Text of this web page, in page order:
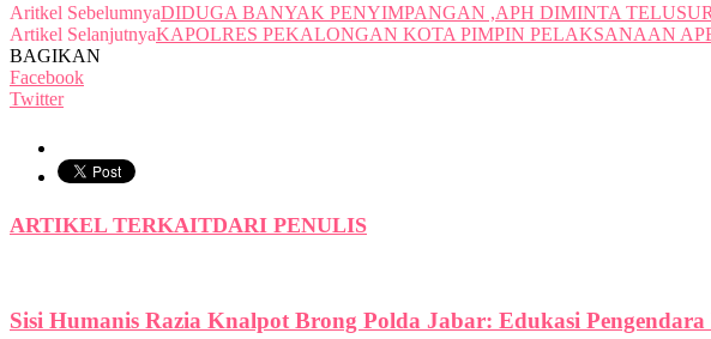
Aritkel SebelumnyaDIDUGA BANYAK PENYIMPANGAN ,APH DIMINTA
Artikel SelanjutnyaKAPOLRES PEKALONGAN KOTA PIMPIN PELAKSANAAN
BAGIKAN
Facebook
Twitter
ARTIKEL TERKAITDARI PENULIS
Sisi Humanis Razia Knalpot Brong Polda Jabar: Edukasi